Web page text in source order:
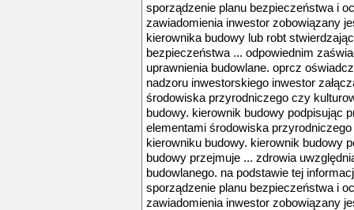
sporządzenie planu bezpieczeństwa i
zawiadomienia inwestor zobowiązany
kierownika budowy lub robt
bezpieczeństwa ... odpowiednim
uprawnienia budowlane. oprcz
nadzoru inwestorskiego inwestor
środowiska przyrodniczego czy
budowy. kierownik budowy podpisując
elementami środowiska
kierowniku budowy. kierownik budowy
budowy przejmuje ... zdrowia
budowlanego. na podstawie tej
sporządzenie planu bezpieczeństwa i
zawiadomienia inwestor zobowiązany